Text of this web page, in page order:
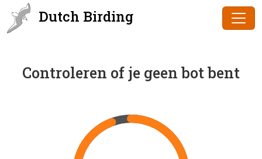
Dutch Birding
Controleren of je geen bot bent